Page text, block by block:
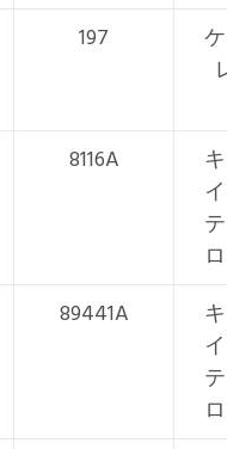
197
8116A
89441A